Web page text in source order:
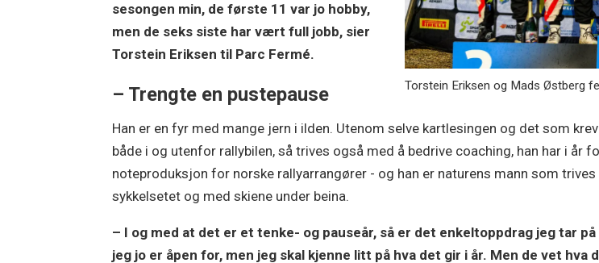
Torstein Eriksen og Mads Østberg
sesongen min, de første 11 var jo hobby,
men de seks siste har vært full jobb, sier
Torstein Eriksen til Parc Fermé.
– Trengte en pustepause
Han er en fyr med mange jern i ilden. Utenom selve kartlesingen og det som
både i og utenfor rallybilen, så trives også med å bedrive coaching, han har i år
noteproduksjon for norske rallyarrangører - og han er naturens mann som trives
sykkelsetet og med skiene under beina.
– I og med at det er et tenke- og pauseår, så er det enkeltoppdrag jeg tar på
jeg jo er åpen for, men jeg skal kjenne litt på hva det gir i år. Men de vet hva